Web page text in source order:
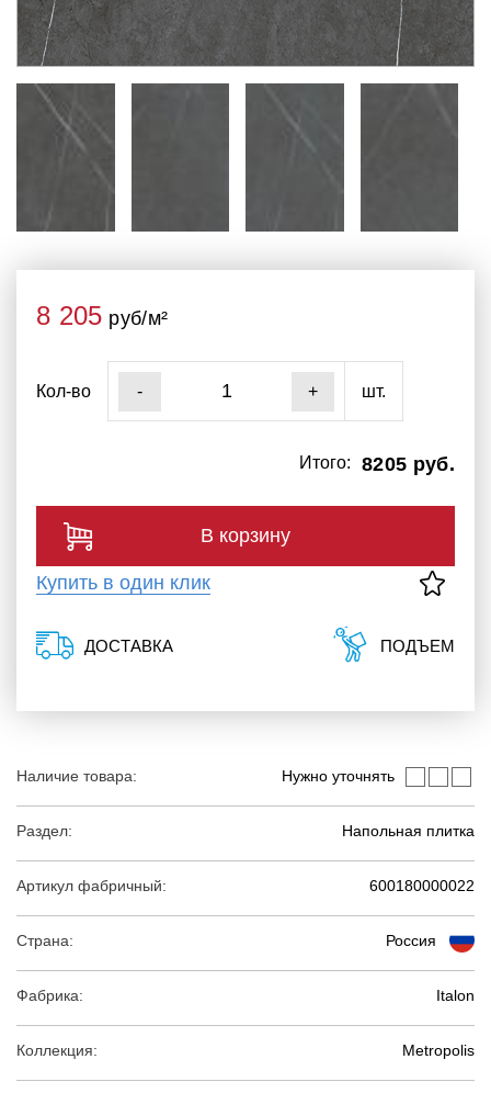
Наличие товара: Нужно уточнять
Раздел: Напольная плитка
Артикул фабричный: 600180000022
Страна: Россия
Фабрика: Italon
Коллекция: Metropolis
8 205 руб/м²
Кол-во - + шт.
8205 руб.
Итого:
В корзину
Купить в один клик
ДОСТАВКА ПОДЪЕМ